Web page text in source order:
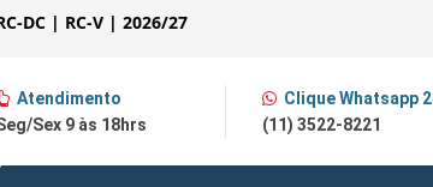
DC | RC-V | 2026/27
Atendimento
Sex 9 às 18hrs
Clique Whatsapp
(11) 3522-8221